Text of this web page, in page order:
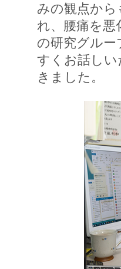
みの観点から
れ、腰痛を悪
の研究グル
すくお話し
きました。